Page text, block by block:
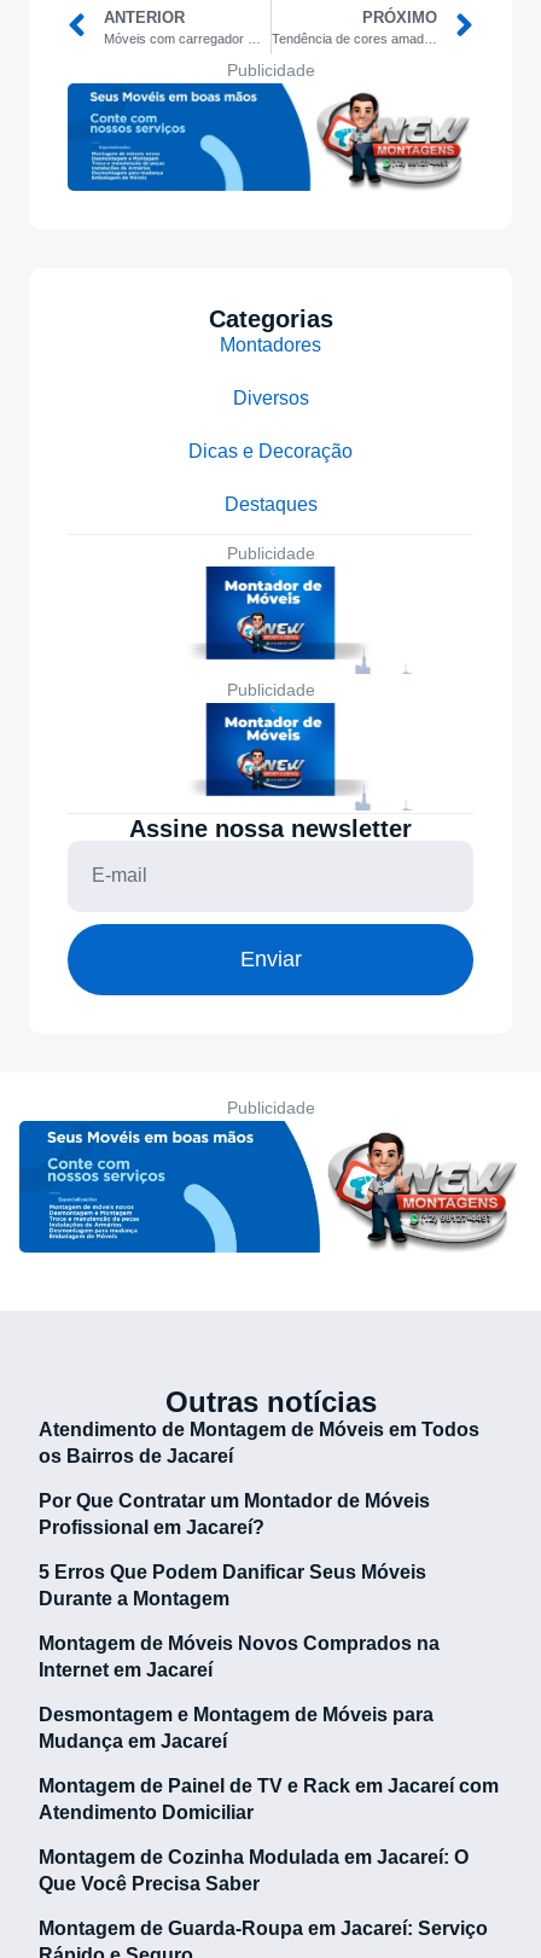
ANTERIOR PRÓXIMO
Tendência de cores amadeiradas modernas
Publicidade
Categorias
Montadores
Diversos
Dicas e Decoração
Destaques
Publicidade
Publicidade
Assine nossa newsletter
Enviar
Publicidade
Outras notícias
Atendimento de Montagem de Móveis em Todos
os Bairros de Jacareí
Por Que Contratar um Montador de Móveis
Profissional em Jacareí?
5 Erros Que Podem Danificar Seus Móveis
Durante a Montagem
Montagem de Móveis Novos Comprados na
Internet em Jacareí
Desmontagem e Montagem de Móveis para
Mudança em Jacareí
Montagem de Painel de TV e Rack em Jacareí com
Atendimento Domiciliar
Montagem de Cozinha Modulada em Jacareí: O
Que Você Precisa Saber
Montagem de Guarda-Roupa em Jacareí: Serviço